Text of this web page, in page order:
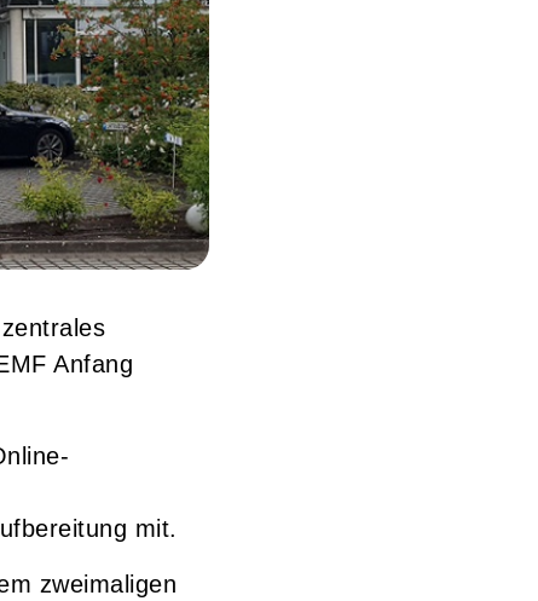
Anfang
mit.
zweimaligen